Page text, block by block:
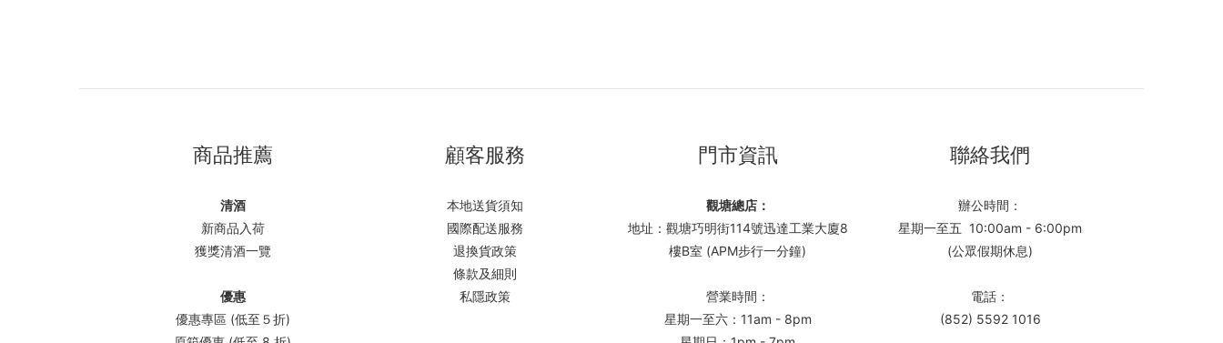
商品推薦
清酒
新商品入荷
獲獎清酒一覽
優惠
優惠專區 (低至５折)
顧客服務
本地送貨須知
國際配送服務
退換貨政策
條款及細則
私隱政策
門市資訊
觀塘總店：
地址：觀塘巧明街114號迅達工業大廈8
樓B室 (APM步行一分鐘)
營業時間：
星期一至六：11am - 8pm
聯絡我們
辦公時間：
星期一至五 10:00am - 6:00pm
(公眾假期休息)
電話：
(852) 5592 1016